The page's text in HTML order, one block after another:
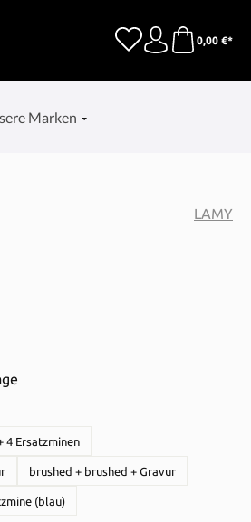
0,00 €*
Marken
LAMY
4 Ersatzminen
brushed + brushed + Gravur
(blau)